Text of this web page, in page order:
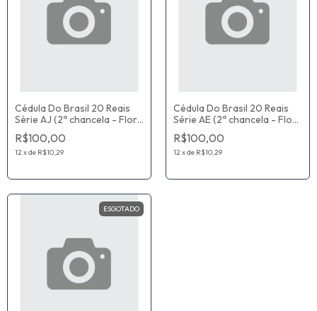
Cédula Do Brasil 20 Reais
Série AJ (2ª chancela - Flor
De Estampa) Guido Mantega
/ Alexandre Antonio Tombini
R$100,00
12 xde R$10,29
Cédula Do Brasil 20 Reais
Série AE (2ª chancela - Flor
De Estampa) Guido Mantega
/ Alexandre Antonio Tombini
R$100,00
12 xde R$10,29
ESGOTADO